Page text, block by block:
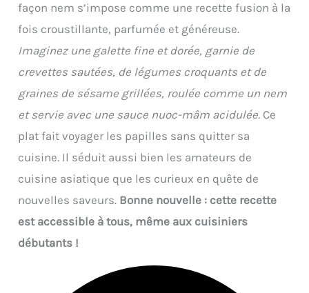
façon nem s’impose comme une recette fusion à la
fois croustillante, parfumée et généreuse.
Imaginez une galette fine et dorée, garnie de
crevettes sautées, de légumes croquants et de
graines de sésame grillées, roulée comme un nem
et servie avec une sauce nuoc-mâm acidulée. Ce
plat fait voyager les papilles sans quitter sa
cuisine. Il séduit aussi bien les amateurs de
cuisine asiatique que les curieux en quête de
nouvelles saveurs. Bonne nouvelle : cette recette
est accessible à tous, même aux cuisiniers
débutants !